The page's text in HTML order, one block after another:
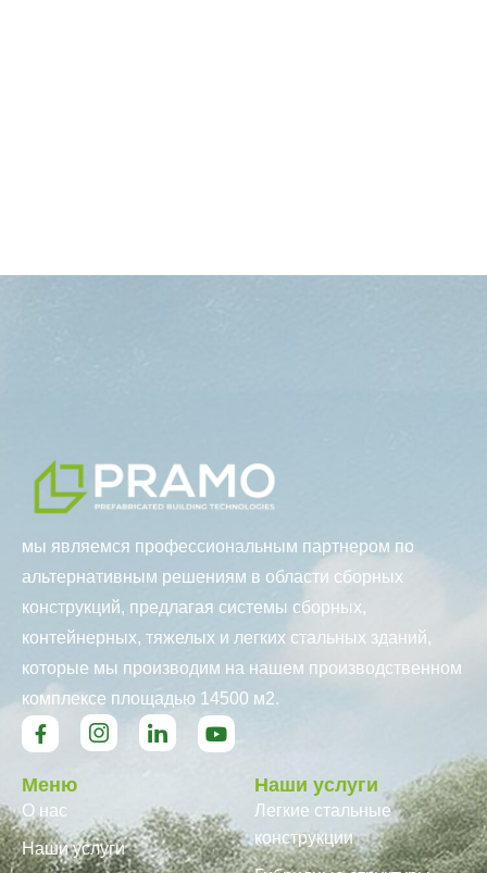
мы являемся профессиональным партнером по
альтернативным решениям в области сборных
конструкций, предлагая системы сборных,
контейнерных, тяжелых и легких стальных зданий,
которые мы производим на нашем производственном
комплексе площадью 14500 м2.
Меню
О нас
Наши услуги
Наши услуги
Легкие стальные
конструкции